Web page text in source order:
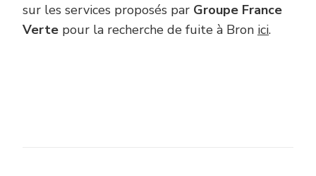
sur les services proposés par Groupe France
Verte pour la recherche de fuite à Bron ici.